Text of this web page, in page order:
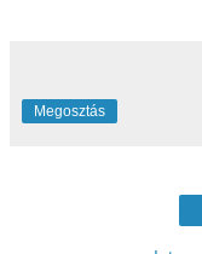
Megosztás